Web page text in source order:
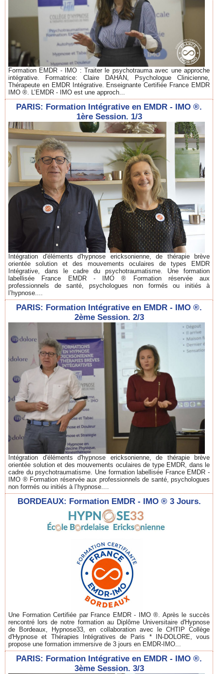
Formation EMDR - IMO : Traiter le psychotrauma avec une approche
intégrative. Formatrice: Claire DAHAN, Psychologue Clinicienne,
Thérapeute en EMDR Intégrative. Enseignante Certifiée France EMDR
IMO ®. L’EMDR - IMO est une approch...
PARIS: Formation Intégrative en EMDR - IMO ®.
1ère Session. 1/3
Intégration d'éléments d'hypnose ericksonienne, de thérapie brève
orientée solution et des mouvements oculaires de types EMDR
Intégrative, dans le cadre du psychotraumatisme. Une formation
labellisée France EMDR - IMO ® Formation réservée aux
professionnels de santé, psychologues non formés ou initiés à
l’hypnose....
PARIS: Formation Intégrative en EMDR - IMO ®.
2ème Session. 2/3
Intégration d'éléments d'hypnose ericksonienne, de thérapie brève
orientée solution et des mouvements oculaires de type EMDR, dans le
cadre du psychotraumatisme. Une formation labellisée France EMDR -
IMO ® Formation réservée aux professionnels de santé, psychologues
non formés ou initiés à l’hypnose....
BORDEAUX: Formation EMDR - IMO ® 3 Jours.
Une Formation Certifiée par France EMDR - IMO ®. Après le succès
rencontré lors de notre formation au Diplôme Universitaire d'Hypnose
de Bordeaux, Hypnose33, en collaboration avec le CHTIP Collège
d'Hypnose et Thérapies Intégratives de Paris * IN-DOLORE, vous
propose une formation immersive de 3 jours en EMDR-IMO...
PARIS: Formation Intégrative en EMDR - IMO ®.
3ème Session. 3/3